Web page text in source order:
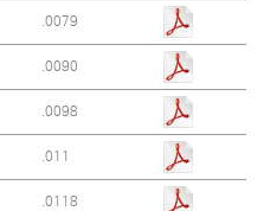
.0079
.0090
.0098
.011
.0118